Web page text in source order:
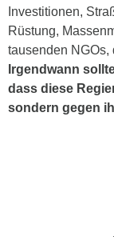
Investitionen,
Rüstung,
tausenden
Irgendwann
dass diese
sondern gegen